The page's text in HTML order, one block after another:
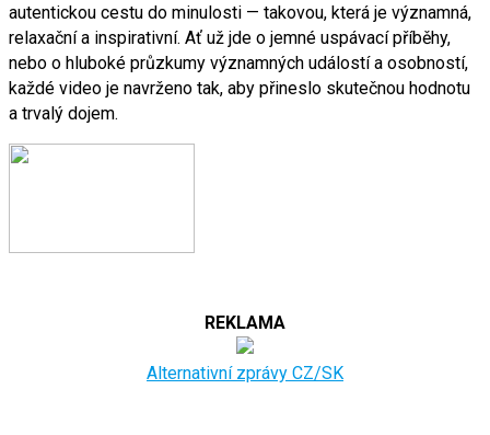
autentickou cestu do minulosti — takovou, která je významná,
relaxační a inspirativní. Ať už jde o jemné uspávací příběhy,
nebo o hluboké průzkumy významných událostí a osobností,
každé video je navrženo tak, aby přineslo skutečnou hodnotu
a trvalý dojem.
REKLAMA
Alternativní zprávy CZ/SK